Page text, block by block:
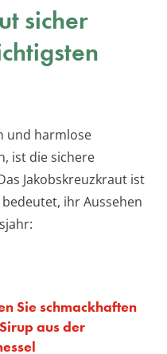
sicher
und harmlose
ist die sichere
Jakobskreuzkraut ist
ihr Aussehen
Sie schmackhaften
aus der